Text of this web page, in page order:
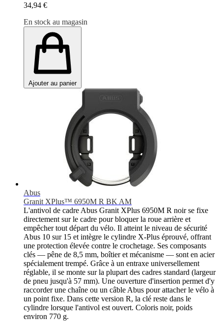
34,94 €
En stock au magasin
Ajouter au panier
Abus
Granit XPlus™ 6950M R BK AM
L'antivol de cadre Abus Granit XPlus 6950M R noir se fixe
directement sur le cadre pour bloquer la roue arrière et
empêcher tout départ du vélo. Il atteint le niveau de sécurité
Abus 10 sur 15 et intègre le cylindre X-Plus éprouvé, offrant
une protection élevée contre le crochetage. Ses composants
clés — pêne de 8,5 mm, boîtier et mécanisme — sont en acier
spécialement trempé. Grâce à un entraxe universellement
réglable, il se monte sur la plupart des cadres standard (largeur
de pneu jusqu'à 57 mm). Une ouverture d'insertion permet d'y
raccorder une chaîne ou un câble Abus pour attacher le vélo à
un point fixe. Dans cette version R, la clé reste dans le
cylindre lorsque l'antivol est ouvert. Coloris noir, poids
environ 770 g.